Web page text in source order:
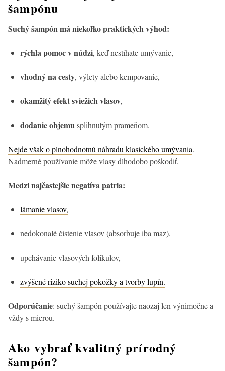
šampónu
Suchý šampón má niekoľko praktických výhod:
rýchla pomoc v núdzi, keď nestíhate umývanie,
vhodný na cesty, výlety alebo kempovanie,
okamžitý efekt sviežich vlasov,
dodanie objemusplihnutým prameňom.
Nejde však o plnohodnotnú náhradu klasického umývania.
Nadmerné používanie môže vlasy dlhodobo poškodiť.
Medzi najčastejšie negatíva patria:
lámanie vlasov,
nedokonalé čistenie vlasov (absorbuje iba maz),
upchávanie vlasových folikulov,
zvýšené riziko suchej pokožky a tvorby lupín.
Odporúčanie: suchý šampón používajte naozaj len výnimočne a
vždy s mierou.
Ako vybrať kvalitný prírodný
šampón?